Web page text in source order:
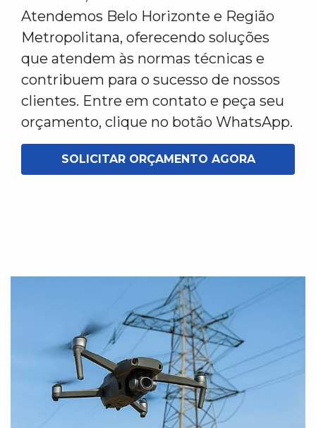
Atendemos Belo Horizonte e Região
Metropolitana, oferecendo soluções
que atendem às normas técnicas e
contribuem para o sucesso de nossos
clientes. Entre em contato e peça seu
orçamento, clique no botão WhatsApp.
SOLICITAR ORÇAMENTO AGORA